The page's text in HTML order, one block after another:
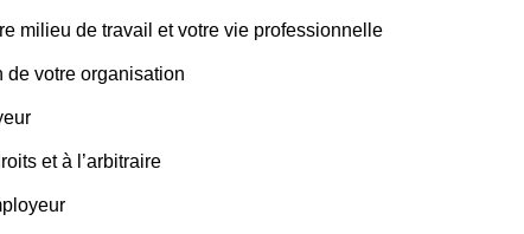
milieu de travail et votre vie professionnelle
de votre organisation
et à l’arbitraire